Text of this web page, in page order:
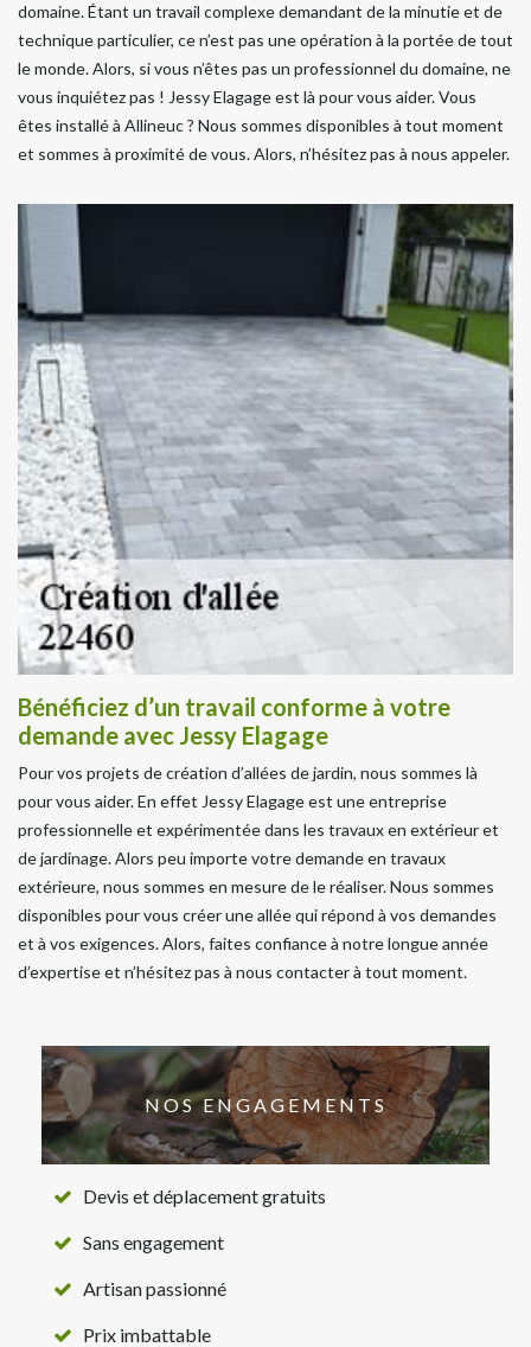
domaine. Étant un travail complexe demandant de la minutie et de
technique particulier, ce n’est pas une opération à la portée de tout
le monde. Alors, si vous n’êtes pas un professionnel du domaine, ne
vous inquiétez pas ! Jessy Elagage est là pour vous aider. Vous
êtes installé à Allineuc ? Nous sommes disponibles à tout moment
et sommes à proximité de vous. Alors, n’hésitez pas à nous appeler.
Bénéficiez d’un travail conforme à votre
demande avec Jessy Elagage
Pour vos projets de création d’allées de jardin, nous sommes là
pour vous aider. En effet Jessy Elagage est une entreprise
professionnelle et expérimentée dans les travaux en extérieur et
de jardinage. Alors peu importe votre demande en travaux
extérieure, nous sommes en mesure de le réaliser. Nous sommes
disponibles pour vous créer une allée qui répond à vos demandes
et à vos exigences. Alors, faites confiance à notre longue année
d’expertise et n’hésitez pas à nous contacter à tout moment.
NOS ENGAGEMENTS
Devis et déplacement gratuits
Sans engagement
Artisan passionné
Prix imbattable